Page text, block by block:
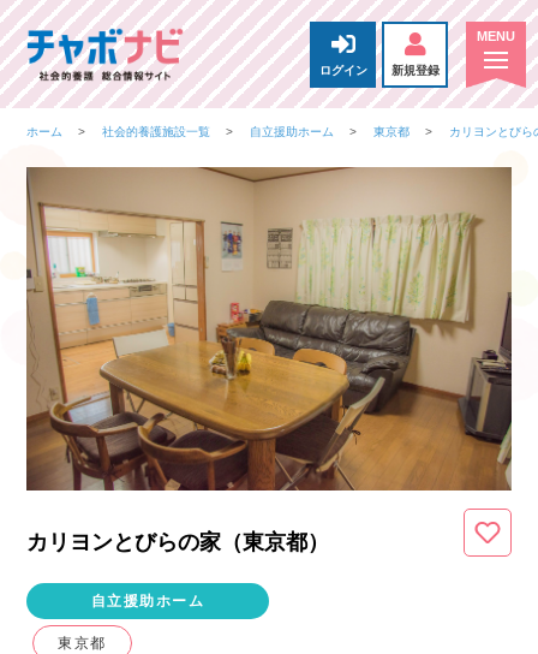
ログイン 新規登録
ホーム 社会的養護施設一覧 自立援助ホーム 東京都 カリヨンとびら
カリヨンとびらの家（東京都）
自立援助ホーム
東京都